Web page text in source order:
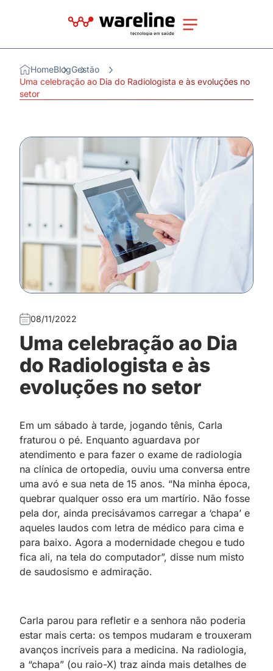
HomeBlogGestão
Uma celebração ao Dia do Radiologista e às evoluções no
setor
08/11/2022
Uma celebração ao Dia
do Radiologista e às
evoluções no setor
Em um sábado à tarde, jogando tênis, Carla
fraturou o pé. Enquanto aguardava por
atendimento e para fazer o exame de radiologia
na clínica de ortopedia, ouviu uma conversa entre
uma avó e sua neta de 15 anos. “Na minha época,
quebrar qualquer osso era um martírio. Não fosse
pela dor, ainda precisávamos carregar a ‘chapa’ e
aqueles laudos com letra de médico para cima e
para baixo. Agora a modernidade chegou e tudo
fica ali, na tela do computador”, disse num misto
de saudosismo e admiração.
Carla parou para refletir e a senhora não poderia
estar mais certa: os tempos mudaram e trouxeram
avanços incríveis para a medicina. Na radiologia,
a “chapa” (ou raio-X) traz ainda mais detalhes de